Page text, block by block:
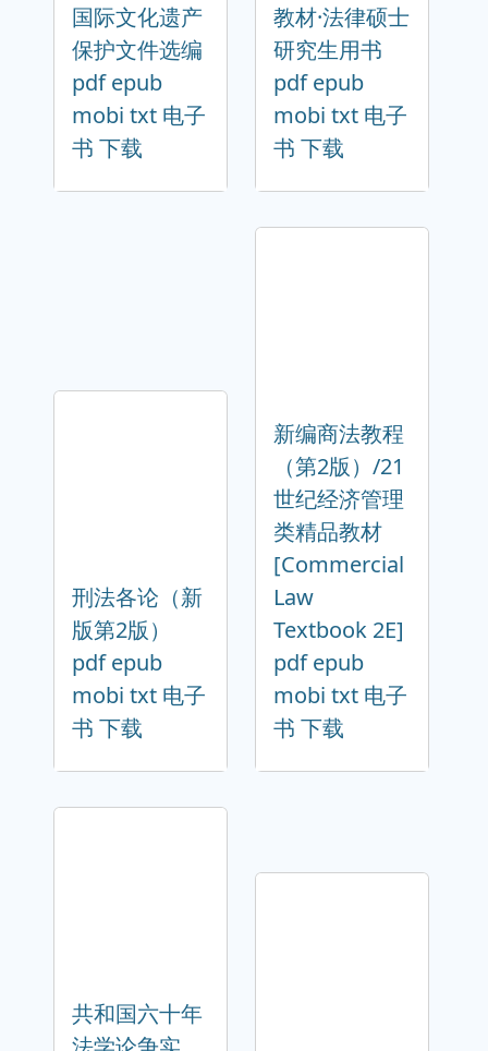
国际文化遗产
保护文件选编
pdf epub
mobi txt 电子
书 下载
教材·法律硕士
研究生用书
pdf epub
mobi txt 电子
书 下载
刑法各论（新
版第2版）
pdf epub
mobi txt 电子
书 下载
新编商法教程
（第2版）/21
世纪经济管理
类精品教材
[Commercial
Law
Textbook 2E]
pdf epub
mobi txt 电子
书 下载
共和国六十年